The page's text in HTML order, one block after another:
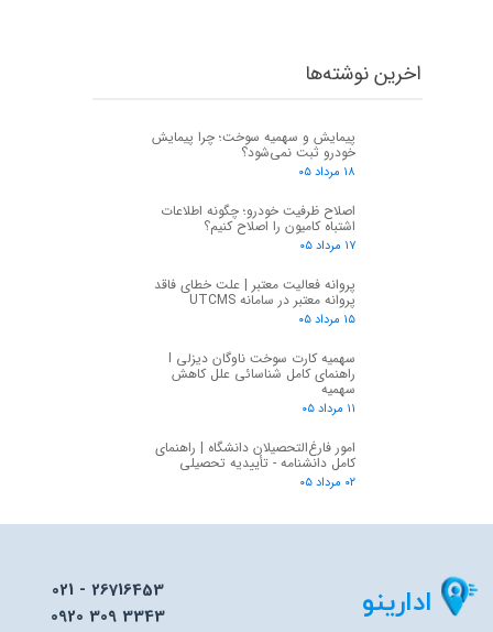
پیمایش و سهمیه سوخت؛ چرا پیمایش
خودرو ثبت نمی‌شود؟
۱۸ مرداد ۰۵
اصلاح ظرفیت خودرو؛ چگونه اطلاعات
اشتباه کامیون را اصلاح کنیم؟
۱۷ مرداد ۰۵
پروانه فعالیت معتبر | علت خطای فاقد
پروانه معتبر در سامانه UTCMS
۱۵ مرداد ۰۵
سهمیه کارت سوخت ناوگان دیزلی I
راهنمای کامل شناسائی علل کاهش
سهمیه
۱۱ مرداد ۰۵
امور فارغ‌التحصیلان دانشگاه | راهنمای
کامل دانشنامه - تأییدیه تحصیلی
۰۲ مرداد ۰۵
اخرین نوشته‌ها
ادارینو
021 - 26716453
0920 309 3343